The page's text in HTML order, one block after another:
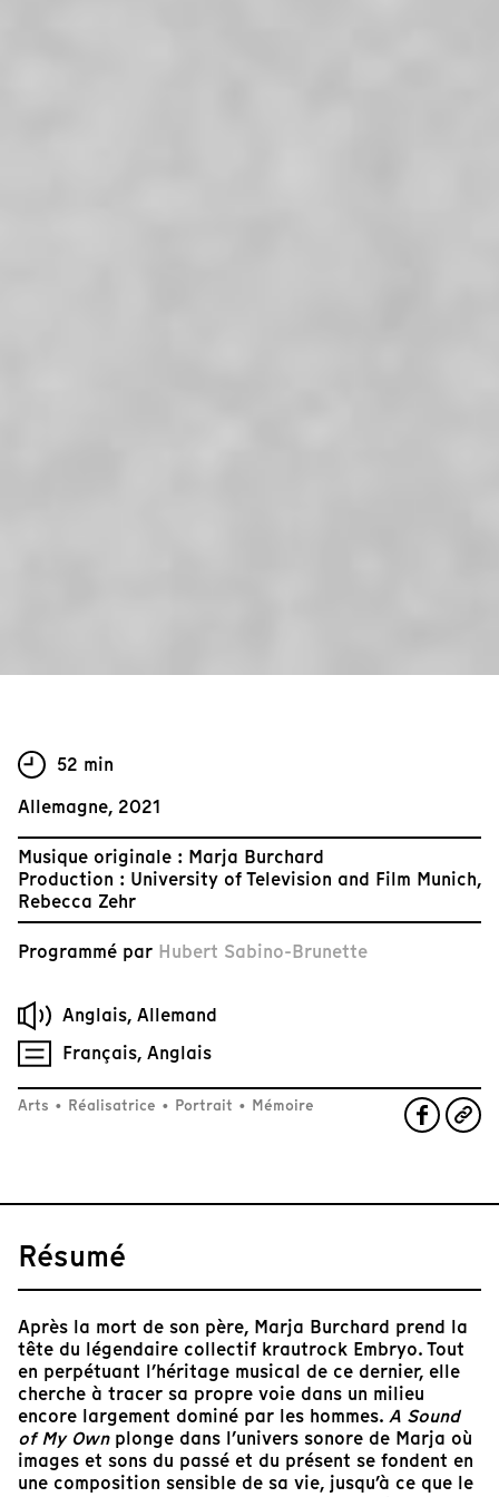
52 min
Allemagne, 2021
Musique originale : Marja Burchard
Production : University of Television and Film Munich,
Rebecca Zehr
Programmé par Hubert Sabino-Brunette
Anglais, Allemand
Français, Anglais
Arts • Réalisatrice • Portrait • Mémoire
Résumé
Après la mort de son père, Marja Burchard prend la
tête du légendaire collectif krautrock Embryo. Tout
en perpétuant l’héritage musical de ce dernier, elle
cherche à tracer sa propre voie dans un milieu
encore largement dominé par les hommes. A Sound
of My Ownplonge dans l’univers sonore de Marja où
images et sons du passé et du présent se fondent en
une composition sensible de sa vie, jusqu’à ce que le